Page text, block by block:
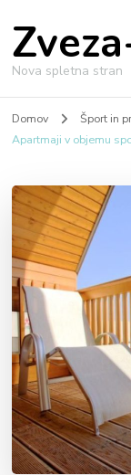
Nova spletna stran
Domov Šport in
Apartmaji v objemu